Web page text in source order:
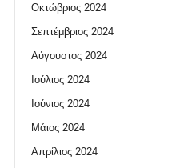
Οκτώβριος 2024
Σεπτέμβριος 2024
Αύγουστος 2024
Ιούλιος 2024
Ιούνιος 2024
Μάιος 2024
Απρίλιος 2024